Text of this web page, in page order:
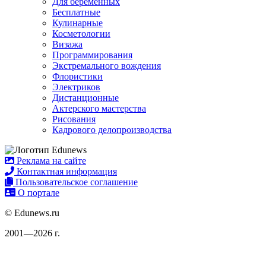
Бесплатные
Кулинарные
Косметологии
Визажа
Программирования
Экстремального вождения
Флористики
Электриков
Дистанционные
Актерского мастерства
Рисования
Кадрового делопроизводства
Реклама на сайте
Контактная информация
Пользовательское соглашение
О портале
© Edunews.ru
2001—2026 г.